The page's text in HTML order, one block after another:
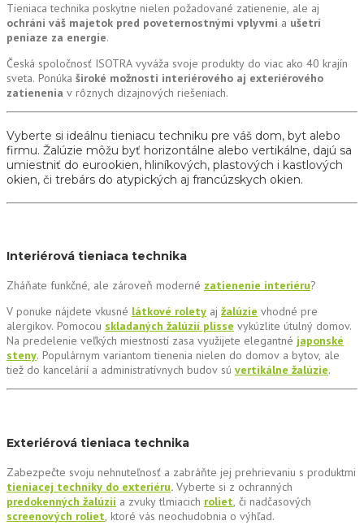
Tieniaca technika poskytne nielen požadované zatienenie, ale aj
ochráni váš majetok pred poveternostnými vplyvmi a ušetrí
peniaze za energie.
Česká spoločnosť ISOTRA vyváža svoje produkty do viac ako 40 krajín
sveta. Ponúka široké možnosti interiérového aj exteriérového
zatienenia v rôznych dizajnových riešeniach.
Vyberte si ideálnu tieniacu techniku pre váš dom, byt alebo
firmu. Žalúzie môžu byť horizontálne alebo vertikálne, dajú sa
umiestniť do eurookien, hliníkových, plastových i kastlových
okien, či trebárs do atypických aj francúzskych okien.
Interiérová tieniaca technika
Zháňate funkčné, ale zároveň moderné zatienenie interiéru?
V ponuke nájdete vkusné látkové rolety aj žalúzie vhodné pre
alergikov. Pomocou skladaných žalúzií plisse vykúzlite útulný domov.
Na predelenie veľkých miestností zasa využijete elegantné japonské
steny. Populárnym variantom tienenia nielen do domov a bytov, ale
tiež do kancelárií a administratívnych budov sú vertikálne žalúzie.
Exteriérová tieniaca technika
Zabezpečte svoju nehnuteľnosť a zabráňte jej prehrievaniu s produktmi
tieniacej techniky do exteriéru. Vyberte si z ochranných
predokenných žalúzií a zvuky tlmiacich roliet, či nadčasových
screenových roliet, ktoré vás neochudobnia o výhľad.